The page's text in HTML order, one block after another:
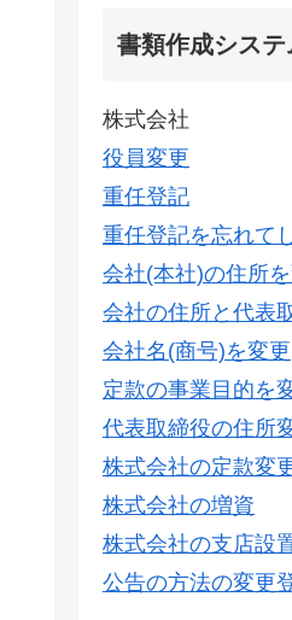
書類作成シス
株式会社
役員変更
重任登記
重任登記を忘れて
会社(本社)の住所
会社の住所と代表
会社名(商号)を変更
定款の事業目的を
代表取締役の住所
株式会社の定款変
株式会社の増資
株式会社の支店設
公告の方法の変更